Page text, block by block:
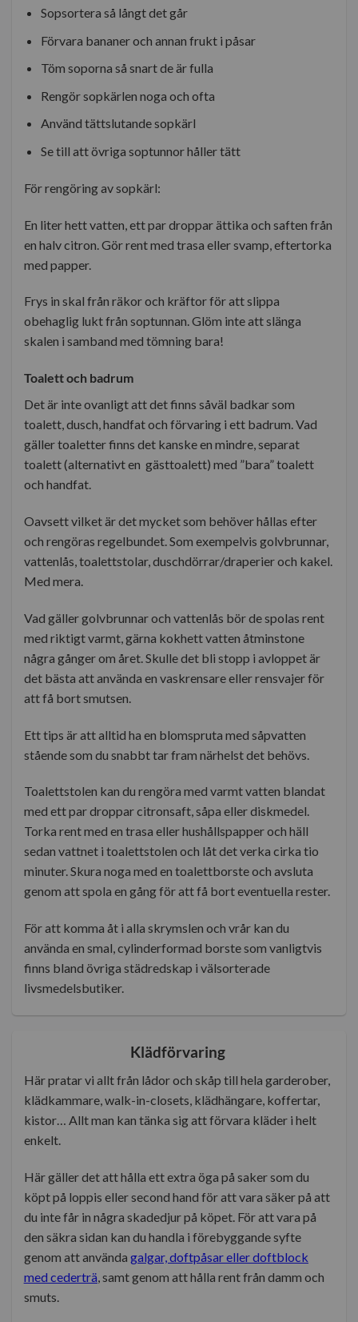
Sopsortera så långt det går
Förvara bananer och annan frukt i påsar
Töm soporna så snart de är fulla
Rengör sopkärlen noga och ofta
Använd tättslutande sopkärl
Se till att övriga soptunnor håller tätt
För rengöring av sopkärl:
En liter hett vatten, ett par droppar ättika och saften från
en halv citron. Gör rent med trasa eller svamp, eftertorka
med papper.
Frys in skal från räkor och kräftor för att slippa
obehaglig lukt från soptunnan. Glöm inte att slänga
skalen i samband med tömning bara!
Toalett och badrum
Det är inte ovanligt att det finns såväl badkar som
toalett, dusch, handfat och förvaring i ett badrum. Vad
gäller toaletter finns det kanske en mindre, separat
toalett (alternativt en gästtoalett) med ”bara” toalett
och handfat.
Oavsett vilket är det mycket som behöver hållas efter
och rengöras regelbundet. Som exempelvis golvbrunnar,
vattenlås, toalettstolar, duschdörrar/draperier och kakel.
Med mera.
Vad gäller golvbrunnar och vattenlås bör de spolas rent
med riktigt varmt, gärna kokhett vatten åtminstone
några gånger om året. Skulle det bli stopp i avloppet är
det bästa att använda en vaskrensare eller rensvajer för
att få bort smutsen.
Ett tips är att alltid ha en blomspruta med såpvatten
stående som du snabbt tar fram närhelst det behövs.
Toalettstolen kan du rengöra med varmt vatten blandat
med ett par droppar citronsaft, såpa eller diskmedel.
Torka rent med en trasa eller hushållspapper och häll
sedan vattnet i toalettstolen och låt det verka cirka tio
minuter. Skura noga med en toalettborste och avsluta
genom att spola en gång för att få bort eventuella rester.
För att komma åt i alla skrymslen och vrår kan du
använda en smal, cylinderformad borste som vanligtvis
finns bland övriga städredskap i välsorterade
livsmedelsbutiker.
Klädförvaring
Här pratar vi allt från lådor och skåp till hela garderober,
klädkammare, walk-in-closets, klädhängare, koffertar,
kistor… Allt man kan tänka sig att förvara kläder i helt
enkelt.
Här gäller det att hålla ett extra öga på saker som du
köpt på loppis eller second hand för att vara säker på att
du inte får in några skadedjur på köpet. För att vara på
den säkra sidan kan du handla i förebyggande syfte
genom att använda galgar, doftpåsar eller doftblock
med cederträ, samt genom att hålla rent från damm och
smuts.